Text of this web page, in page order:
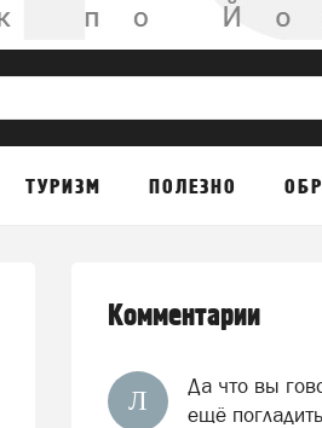
ТУРИЗМ ПОЛЕЗНО
Комментарии
Л
Да что вы
ещё